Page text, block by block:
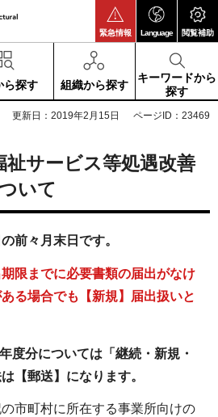
緊急情報 Language 閲覧補助
ら探す 組織から探す
キーワードから
探す
更新日：2019年2月15日 ページID：23469
祉サービス等処遇改善
いて
前々月末日です。
期限までに必要書類の届出がなけ
る場合でも【新規】届出扱いと
度分については「継続・新規・
【郵送】になります。
市町村に所在する事業所向けの